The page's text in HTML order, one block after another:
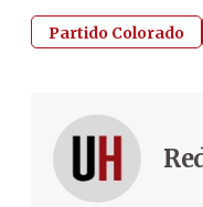
Partido Colorado